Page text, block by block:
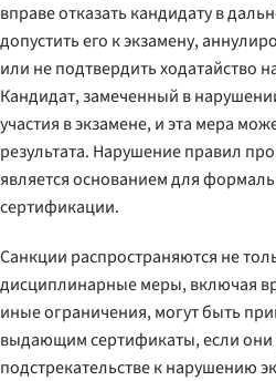
вправе отказать кандидату в
допустить его к экзамену,
или не подтвердить ходатайство
Кандидат, замеченный в
участия в экзамене, и эта мера
результата. Нарушение правил
является основанием для
сертификации.
Санкции распространяются не
дисциплинарные меры, включая
иные ограничения, могут быть
выдающим сертификаты, если они
подстрекательстве к нарушению